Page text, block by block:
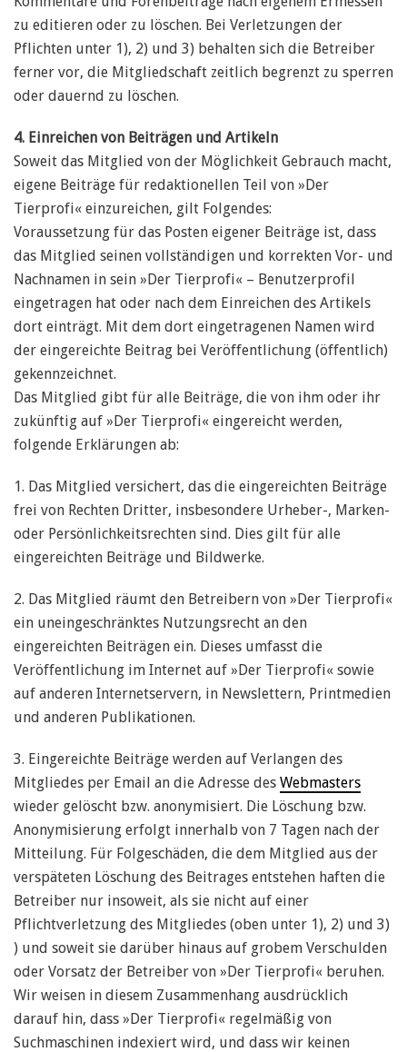
zu editieren oder zu löschen. Bei Verletzungen der
Pflichten unter 1), 2) und 3) behalten sich die Betreiber
ferner vor, die Mitgliedschaft zeitlich begrenzt zu sperren
oder dauernd zu löschen.
4. Einreichen von Beiträgen und Artikeln
Soweit das Mitglied von der Möglichkeit Gebrauch macht,
eigene Beiträge für redaktionellen Teil von »Der
Tierprofi« einzureichen, gilt Folgendes:
Voraussetzung für das Posten eigener Beiträge ist, dass
das Mitglied seinen vollständigen und korrekten Vor- und
Nachnamen in sein »Der Tierprofi« – Benutzerprofil
eingetragen hat oder nach dem Einreichen des Artikels
dort einträgt. Mit dem dort eingetragenen Namen wird
der eingereichte Beitrag bei Veröffentlichung (öffentlich)
gekennzeichnet.
Das Mitglied gibt für alle Beiträge, die von ihm oder ihr
zukünftig auf »Der Tierprofi« eingereicht werden,
folgende Erklärungen ab:
1. Das Mitglied versichert, das die eingereichten Beiträge
frei von Rechten Dritter, insbesondere Urheber-, Marken-
oder Persönlichkeitsrechten sind. Dies gilt für alle
eingereichten Beiträge und Bildwerke.
2. Das Mitglied räumt den Betreibern von »Der Tierprofi«
ein uneingeschränktes Nutzungsrecht an den
eingereichten Beiträgen ein. Dieses umfasst die
Veröffentlichung im Internet auf »Der Tierprofi« sowie
auf anderen Internetservern, in Newslettern, Printmedien
und anderen Publikationen.
3. Eingereichte Beiträge werden auf Verlangen des
Mitgliedes per Email an die Adresse des Webmasters
wieder gelöscht bzw. anonymisiert. Die Löschung bzw.
Anonymisierung erfolgt innerhalb von 7 Tagen nach der
Mitteilung. Für Folgeschäden, die dem Mitglied aus der
verspäteten Löschung des Beitrages entstehen haften die
Betreiber nur insoweit, als sie nicht auf einer
Pflichtverletzung des Mitgliedes (oben unter 1), 2) und 3)
) und soweit sie darüber hinaus auf grobem Verschulden
oder Vorsatz der Betreiber von »Der Tierprofi« beruhen.
Wir weisen in diesem Zusammenhang ausdrücklich
darauf hin, dass »Der Tierprofi« regelmäßig von
Suchmaschinen indexiert wird, und dass wir keinen